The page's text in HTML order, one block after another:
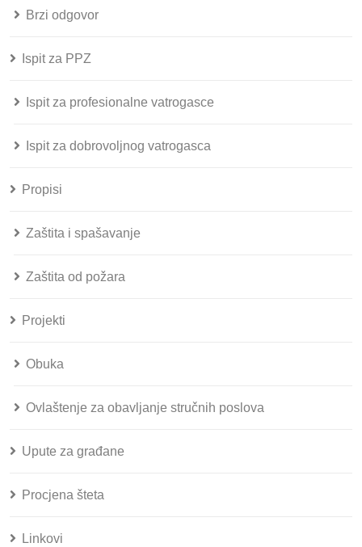
Brzi odgovor
Ispit za PPZ
Ispit za profesionalne vatrogasce
Ispit za dobrovoljnog vatrogasca
Propisi
Zaštita i spašavanje
Zaštita od požara
Projekti
Obuka
Ovlaštenje za obavljanje stručnih poslova
Upute za građane
Procjena šteta
Linkovi